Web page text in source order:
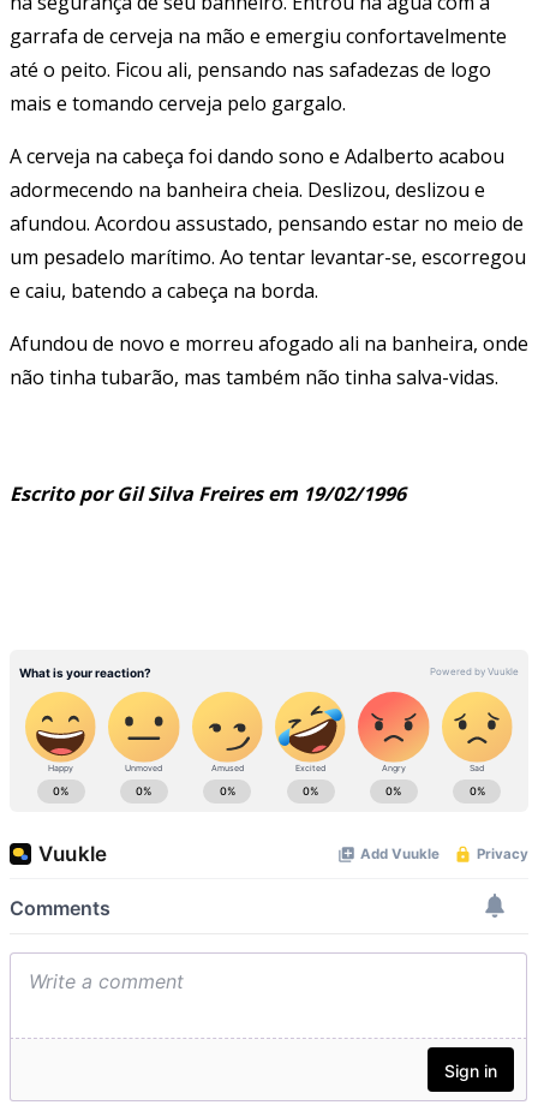
garrafa de cerveja na mão e emergiu confortavelmente
até o peito. Ficou ali, pensando nas safadezas de logo
mais e tomando cerveja pelo gargalo.
A cerveja na cabeça foi dando sono e Adalberto acabou
adormecendo na banheira cheia. Deslizou, deslizou e
afundou. Acordou assustado, pensando estar no meio de
um pesadelo marítimo. Ao tentar levantar-se, escorregou
e caiu, batendo a cabeça na borda.
Afundou de novo e morreu afogado ali na banheira, onde
não tinha tubarão, mas também não tinha salva-vidas.
Escrito por Gil Silva Freires em 19/02/1996